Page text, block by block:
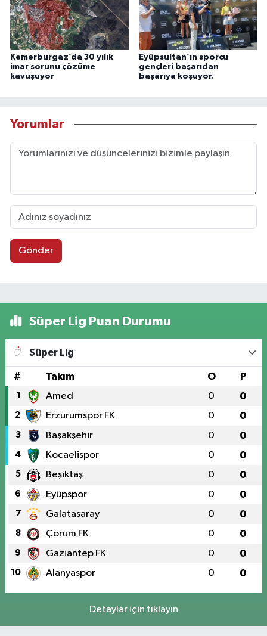
Kemerburgaz’da 30 yılık
imar sorunu çözüme
kavuşuyor
Eyüpsultan’ın sporcu
gençleri başarıdan
başarıya koşuyor.
Yorumlar
Gönder
Süper Lig Puan Durumu
Süper Lig
# Takım O P
1 Amed 0 0
2 Erzurumspor FK 0 0
3 Başakşehir 0 0
4 Kocaelispor 0 0
5 Beşiktaş 0 0
6 Eyüpspor 0 0
7 Galatasaray 0 0
8 Çorum FK 0 0
9 Gaziantep FK 0 0
10 Alanyaspor 0 0
Detaylar için tıklayın